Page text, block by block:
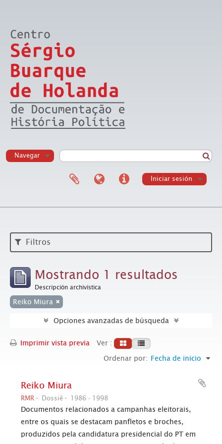
Navegar
Iniciar sesión
Filtros
Mostrando 1 resultados
Descripción archivística
Reiko Miura
Opciones avanzadas de búsqueda
Imprimir vista previa
Ver :
Ordenar por: Fecha de inicio
Reiko Miura
RMR Dossiê 1986 - 1998
Documentos relacionados a campanhas eleitorais,
entre os quais se destacam panfletos e broches,
produzidos pela candidatura presidencial do PT em